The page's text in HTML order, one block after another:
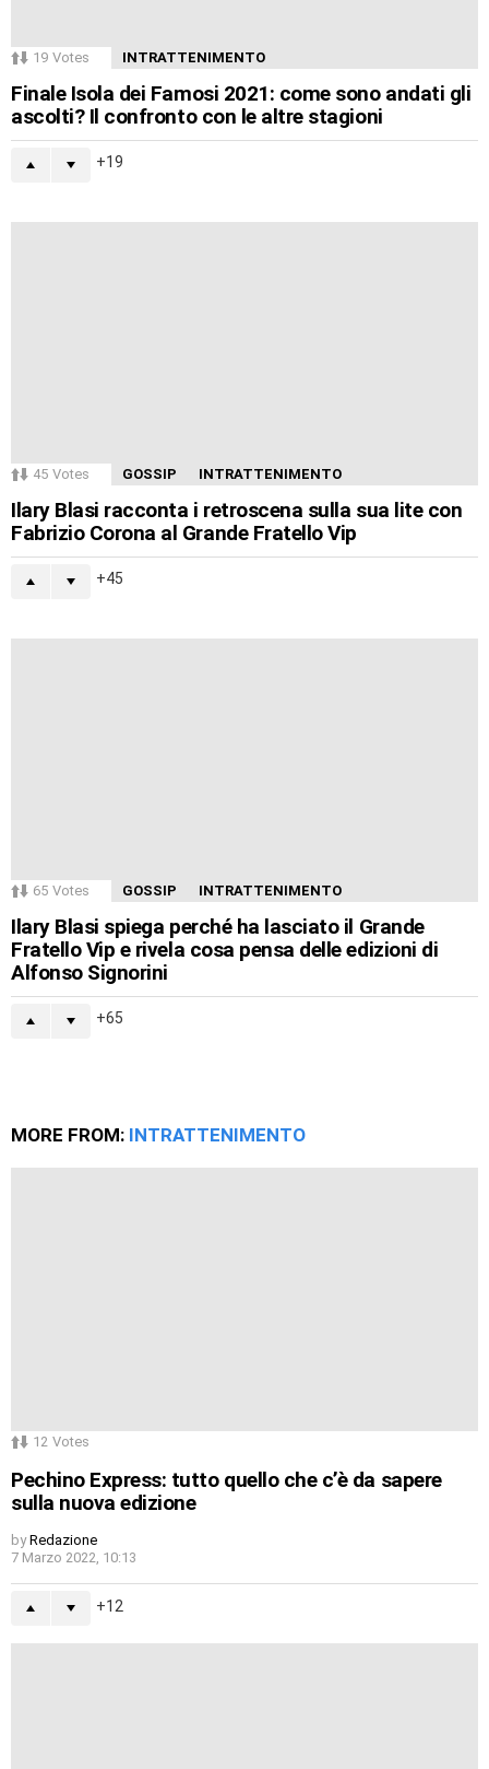
19 Votes INTRATTENIMENTO
Finale Isola dei Famosi 2021: come sono andati gli
ascolti? Il confronto con le altre stagioni
19
45 Votes GOSSIP INTRATTENIMENTO
Ilary Blasi racconta i retroscena sulla sua lite con
Fabrizio Corona al Grande Fratello Vip
45
65 Votes GOSSIP INTRATTENIMENTO
Ilary Blasi spiega perché ha lasciato il Grande
Fratello Vip e rivela cosa pensa delle edizioni di
Alfonso Signorini
65
MORE FROM: INTRATTENIMENTO
12 Votes
Pechino Express: tutto quello che c’è da sapere
sulla nuova edizione
by Redazione
7 Marzo 2022, 10:13
12